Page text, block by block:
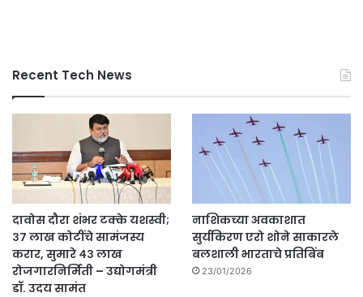
Recent Tech News
दावोस दौरा शंभर टक्के यशस्वी;
३७ लाख कोटींचे सामंजस्य
करार, सुमारे ४३ लाख
रोजगारनिर्मिती – उद्योगमंत्री
डॉ. उदय सामंत
नाशिकच्या अवकाशात
सुर्यकिरण एरो शोने साकारले
बलशाली भारताचे प्रतिबिंब
23/01/2026